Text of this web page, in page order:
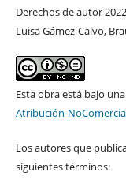
Derechos de autor
Luisa Gámez-Calvo,
Esta obra está bajo
Atribución-
Los autores que
siguientes términos: